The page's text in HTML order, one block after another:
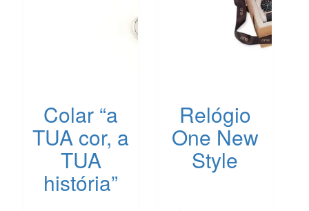
Colar “a
TUA cor, a
TUA
história”
Relógio
One New
Style